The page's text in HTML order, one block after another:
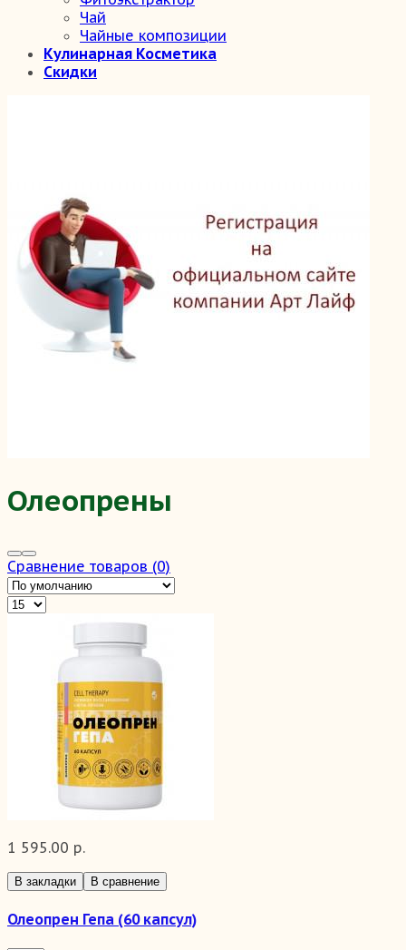
Чай
Чайные композиции
Кулинарная Косметика
Скидки
Олеопрены
Сравнение товаров (0)
1 595.00 р.
В закладки В сравнение
Олеопрен Гепа (60 капсул)